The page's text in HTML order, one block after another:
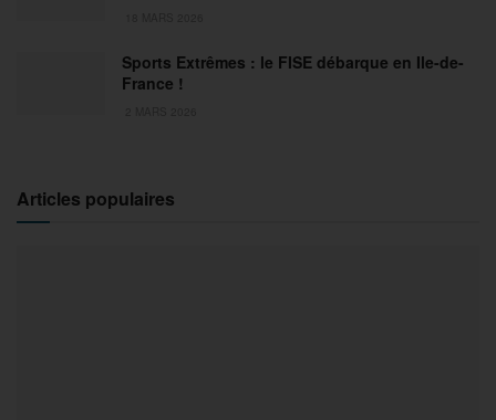
Sports Extrêmes : le FISE débarque en Ile-de-
France !
Articles populaires